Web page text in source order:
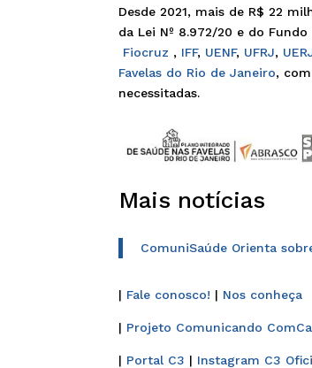
Desde 2021, mais de R$ 22
da Lei Nº 8.972/20 e do
Fiocruz , IFF, UENF, UFRJ,
Favelas do Rio de Janeiro,
necessitadas.
Mais notícias
ComuniSaúde Orienta
| Fale conosco! | Nos conheça
| Projeto Comunicando
| Portal C3 | Instagram C3